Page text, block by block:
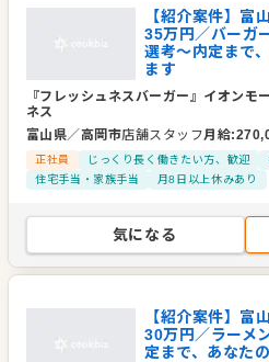
【紹介案件】富
35万円／バーガ
選考～内定まで
ます
『フレッシュネスバーガー』イオンモ
ネス
富山県／高岡市店舗スタッフ月給:
正社員 じっくり長く働きたい方、歓迎
住宅手当・家族手当
月8日以上休みあり
気になる
【紹介案件】富
30万円／ラーメ
定まで、あなた